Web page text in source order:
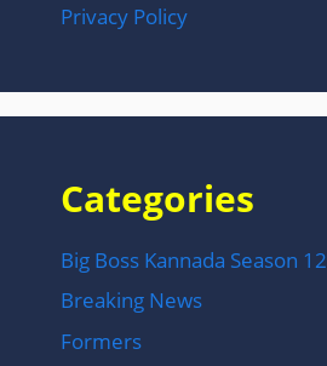
Privacy Policy
Categories
Big Boss Kannada Season 12
Breaking News
Formers